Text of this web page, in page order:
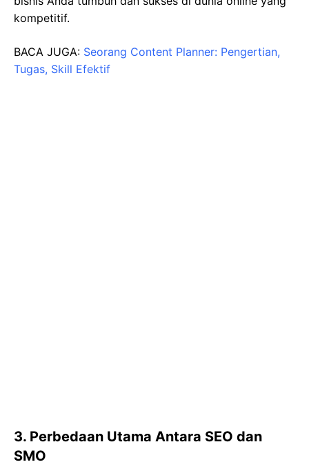
kompetitif.
BACA JUGA: Seorang Content Planner: Pengertian,
Tugas, Skill Efektif
3. Perbedaan Utama Antara SEO dan
SMO